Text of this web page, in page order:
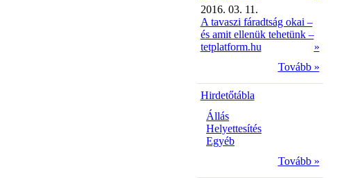
2016. 03. 11.
A tavaszi fáradtság okai –
és amit ellenük tehetünk –
tetplatform.hu
»
Tovább »
Hirdetőtábla
Állás
Helyettesítés
Egyéb
Tovább »